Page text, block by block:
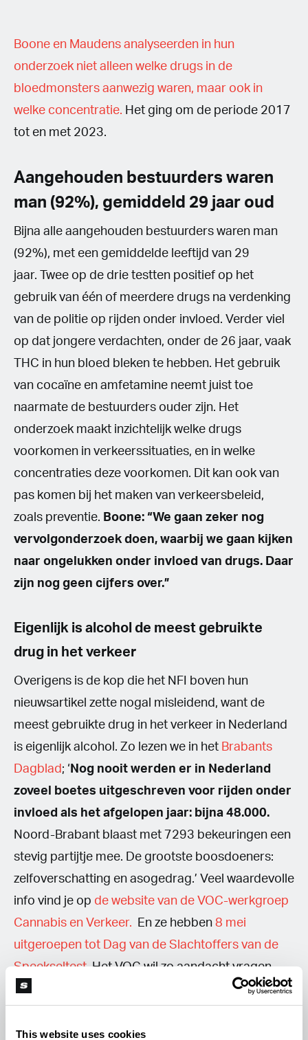
This website uses cookies
Boone en Maudens analyseerden in hun
onderzoek niet alleen welke drugs in de
bloedmonsters aanwezig waren, maar ook in
welke concentratie. Het ging om de periode 2017
tot en met 2023.
Aangehouden bestuurders waren
man (92%), gemiddeld 29 jaar oud
Bijna alle aangehouden bestuurders waren man
(92%), met een gemiddelde leeftijd van 29
jaar. Twee op de drie testten positief op het
gebruik van één of meerdere drugs na verdenking
van de politie op rijden onder invloed. Verder viel
op dat jongere verdachten, onder de 26 jaar, vaak
THC in hun bloed bleken te hebben. Het gebruik
van cocaïne en amfetamine neemt juist toe
naarmate de bestuurders ouder zijn. Het
onderzoek maakt inzichtelijk welke drugs
voorkomen in verkeerssituaties, en in welke
concentraties deze voorkomen. Dit kan ook van
pas komen bij het maken van verkeersbeleid,
zoals preventie. Boone: “We gaan zeker nog
vervolgonderzoek doen, waarbij we gaan kijken
naar ongelukken onder invloed van drugs. Daar
zijn nog geen cijfers over.”
Eigenlijk is alcohol de meest gebruikte
drug in het verkeer
Overigens is de kop die het NFI boven hun
nieuwsartikel zette nogal misleidend, want de
meest gebruikte drug in het verkeer in Nederland
is eigenlijk alcohol. Zo lezen we in het Brabants
Dagblad ; ‘ Nog nooit werden er in Nederland
zoveel boetes uitgeschreven voor rijden onder
invloed als het afgelopen jaar: bijna 48.000.
Noord-Brabant blaast met 7293 bekeuringen een
stevig partijtje mee. De grootste boosdoeners:
zelfoverschatting en asogedrag.’ Veel waardevolle
info vind je op de website van de VOC-werkgroep
Cannabis en Verkeer. En ze hebben 8 mei
uitgeroepen tot Dag van de Slachtoffers van de
Speekseltest. Het VOC wil zo aandacht vragen
voor de problemen bij de
die de
gaan.Cannabis-consumenten die feitelijk niet